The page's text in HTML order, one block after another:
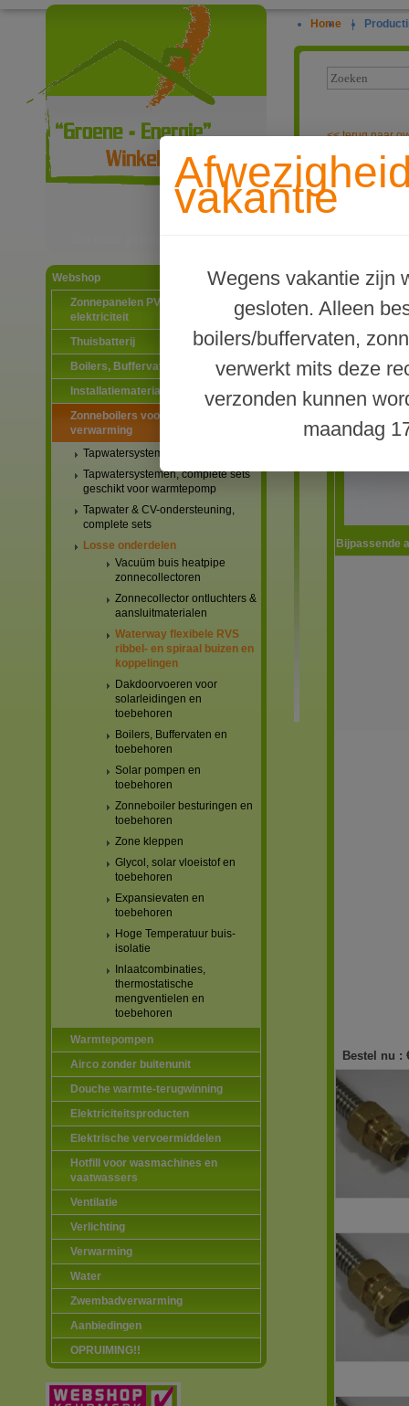
Webshop
Zonnepanelen PV-systemen
elektriciteit
Thuisbatterij
Boilers, Buffervaten en toebehoren
Installatiematerialen
Zonneboilers voor warmtapwater en
verwarming
Tapwatersystemen, complete sets
Tapwatersystemen, complete sets
geschikt voor warmtepomp
Tapwater & CV-ondersteuning,
complete sets
Losse onderdelen
Vacuüm buis heatpipe
zonnecollectoren
Zonnecollector ontluchters &
aansluitmaterialen
Waterway flexibele RVS
ribbel- en spiraal buizen en
koppelingen
Dakdoorvoeren voor
solarleidingen en
toebehoren
Boilers, Buffervaten en
toebehoren
Solar pompen en
toebehoren
Zonneboiler besturingen en
toebehoren
Zone kleppen
Glycol, solar vloeistof en
toebehoren
Expansievaten en
toebehoren
Hoge Temperatuur buis-
isolatie
Inlaatcombinaties,
thermostatische
mengventielen en
toebehoren
Warmtepompen
Airco zonder buitenunit
Douche warmte-terugwinning
Elektriciteitsproducten
Elektrische vervoermiddelen
Hotfill voor wasmachines en
vaatwassers
Ventilatie
Verlichting
Verwarming
Water
Zwembadverwarming
Aanbiedingen
OPRUIMING!!
Home |
vakantie
Wegens vakantie zijn
gesloten. Alleen
boilers/buffervaten,
verwerkt mits deze
verzonden kunnen
maandag
<<terug naar
Waterway
Bestel nu :
Bijpassende